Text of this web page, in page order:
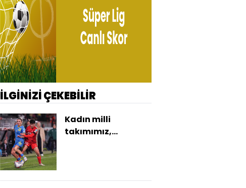
İLGİNİZİ ÇEKEBİLİR
Kadın milli
takımımız,